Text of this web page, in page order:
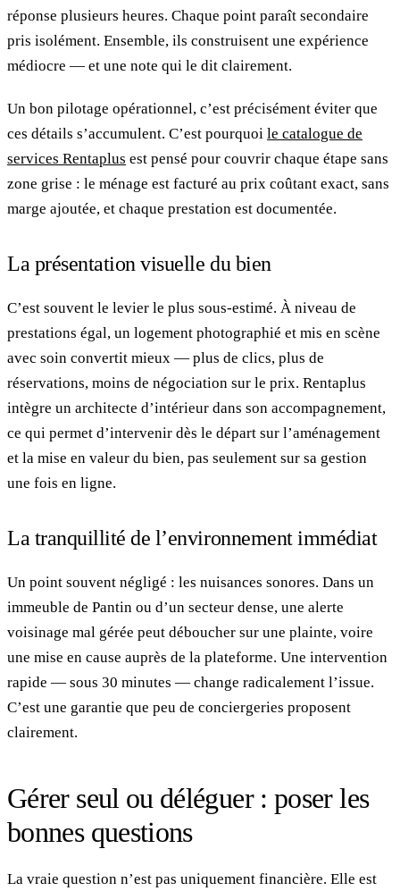
réponse plusieurs heures. Chaque point paraît secondaire
pris isolément. Ensemble, ils construisent une expérience
médiocre — et une note qui le dit clairement.
Un bon pilotage opérationnel, c’est précisément éviter que
ces détails s’accumulent. C’est pourquoi le catalogue de
services Rentaplus est pensé pour couvrir chaque étape sans
zone grise : le ménage est facturé au prix coûtant exact, sans
marge ajoutée, et chaque prestation est documentée.
La présentation visuelle du bien
C’est souvent le levier le plus sous-estimé. À niveau de
prestations égal, un logement photographié et mis en scène
avec soin convertit mieux — plus de clics, plus de
réservations, moins de négociation sur le prix. Rentaplus
intègre un architecte d’intérieur dans son accompagnement,
ce qui permet d’intervenir dès le départ sur l’aménagement
et la mise en valeur du bien, pas seulement sur sa gestion
une fois en ligne.
La tranquillité de l’environnement immédiat
Un point souvent négligé : les nuisances sonores. Dans un
immeuble de Pantin ou d’un secteur dense, une alerte
voisinage mal gérée peut déboucher sur une plainte, voire
une mise en cause auprès de la plateforme. Une intervention
rapide — sous 30 minutes — change radicalement l’issue.
C’est une garantie que peu de conciergeries proposent
clairement.
Gérer seul ou déléguer : poser les
bonnes questions
La vraie question n’est pas uniquement financière. Elle est